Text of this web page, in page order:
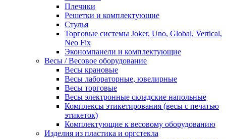
Плечики
Решетки и комплектующие
Стулья
Торговые системы Joker, Uno, Global, Vertical,
Neo Fix
Экономпанели и комплектующие
Весы / Весовое оборудование
Весы крановые
Весы лабораторные, ювелирные
Весы торговые
Весы электронные складские напольные
Комплексы этикетирования (весы с печатью
этикеток)
Комплектующие к весовому оборудованию
Изделия из пластика и оргстекла